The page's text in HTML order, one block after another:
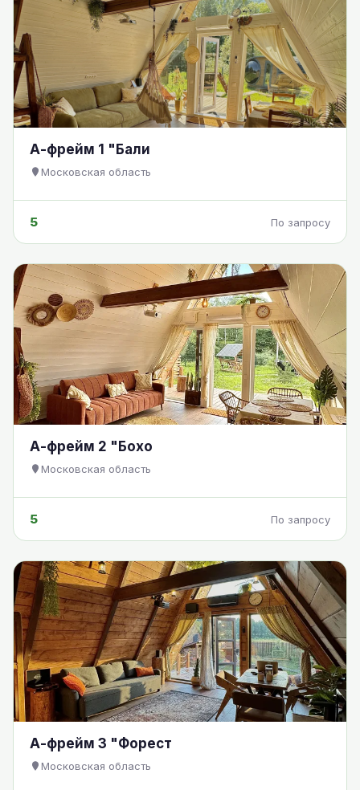
А-фрейм 1 "Бали
Московская область
5 По запросу
А-фрейм 2 "Бохо
Московская область
5 По запросу
А-фрейм 3 "Форест
Московская область